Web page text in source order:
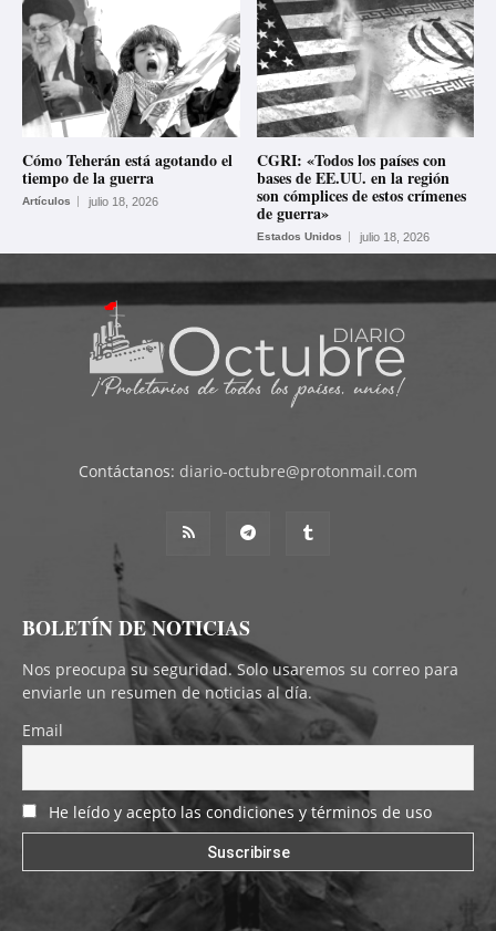
Cómo Teherán está agotando el
tiempo de la guerra
Artículos julio 18, 2026
CGRI: «Todos los países con
bases de EE.UU. en la región
son cómplices de estos crímenes
de guerra»
Estados Unidos julio 18, 2026
Contáctanos: diario-octubre@protonmail.com
BOLETÍN DE NOTICIAS
Nos preocupa su seguridad. Solo usaremos su correo para
enviarle un resumen de noticias al día.
Email
He leído y acepto las condiciones y términos de uso